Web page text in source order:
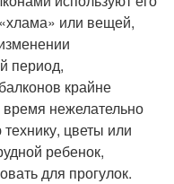
или вещей,
период,
крайне
нежелательно
цветы или
ребенок,
для прогулок.